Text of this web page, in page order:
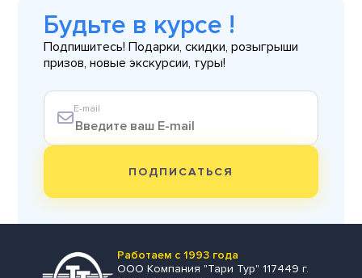
Будьте в курсе !
Подпишитесь! Подарки, скидки, розыгрыши
призов, новые экскурсии, туры!
E-mail
ПОДПИСАТЬСЯ
Работаем с 1993 года
ООО Компания "Тари Тур" 117449 г.